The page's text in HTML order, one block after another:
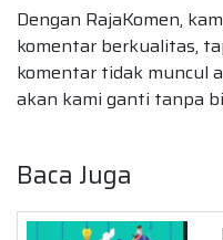
Dengan RajaKomen,
komentar berkualitas,
komentar tidak muncul
akan kami ganti tanpa
Baca Juga